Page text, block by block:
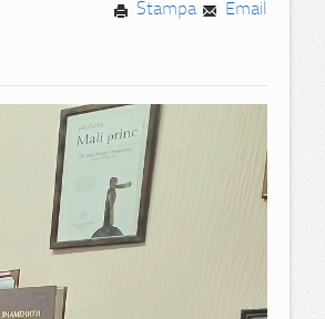
Email
Štampa